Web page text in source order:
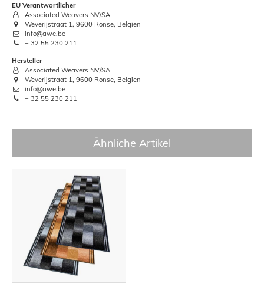
EU Verantwortlicher
Associated Weavers NV/SA
Weverijstraat 1, 9600 Ronse, Belgien
info@awe.be
+ 32 55 230 211
Hersteller
Associated Weavers NV/SA
Weverijstraat 1, 9600 Ronse, Belgien
info@awe.be
+ 32 55 230 211
Ähnliche Artikel